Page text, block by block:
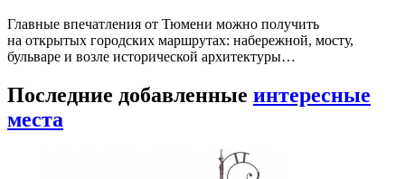
Главные впечатления от Тюмени можно получить
на открытых городских маршрутах: набережной, мосту,
бульваре и возле исторической архитектуры…
Последние добавленные интересные
места